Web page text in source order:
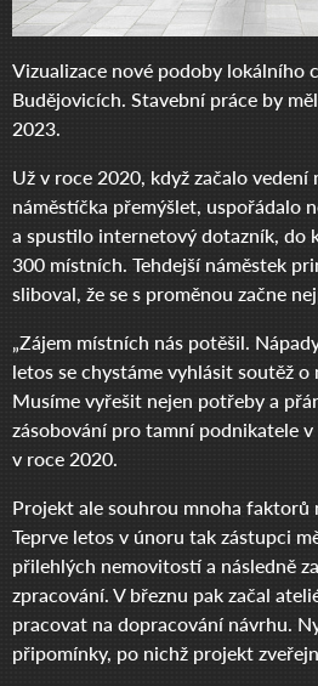
Vizualizace nové podoby lokálního
Budějovicích. Stavební práce by
2023.
Už v roce 2020, když začalo
náměstíčka přemýšlet, uspořádalo
a spustilo internetový dotazník, do
300 místních. Tehdejší náměstek
sliboval, že se s proměnou začne
„Zájem místních nás potěšil.
letos se chystáme vyhlásit soutěž
Musíme vyřešit nejen potřeby a
zásobování pro tamní podnikatele v
v roce 2020.
Projekt ale souhrou mnoha faktorů
Teprve letos v únoru tak zástupci
přilehlých nemovitostí a následně
zpracování. V březnu pak začal
pracovat na dopracování návrhu.
připomínky, po nichž projekt